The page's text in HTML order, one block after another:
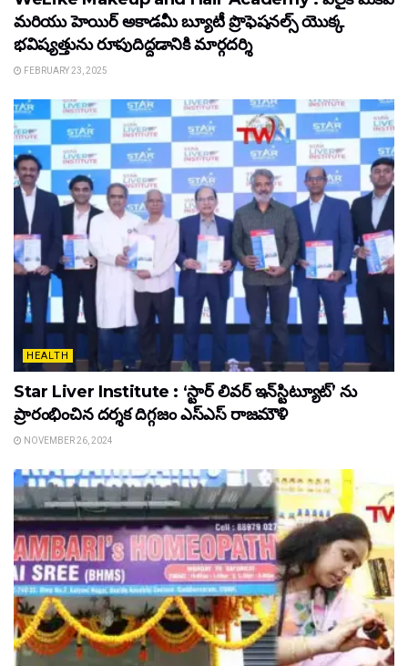
మరియు హెయిర్ అకాడమీ బ్యూటీ ప్రొఫెషనల్స్ యొక్క
భవిష్యత్తును రూపుదిద్దడానికి మార్గదర్శి
FEBRUARY 23, 2025
HEALTH
Star Liver Institute : ‘స్టార్ లివర్ ఇన్‌స్టిట్యూట్’ ను
ప్రారంభించిన ద‌ర్శ‌క దిగ్గ‌జం ఎస్ఎస్ రాజ‌మౌళి
NOVEMBER 26, 2024